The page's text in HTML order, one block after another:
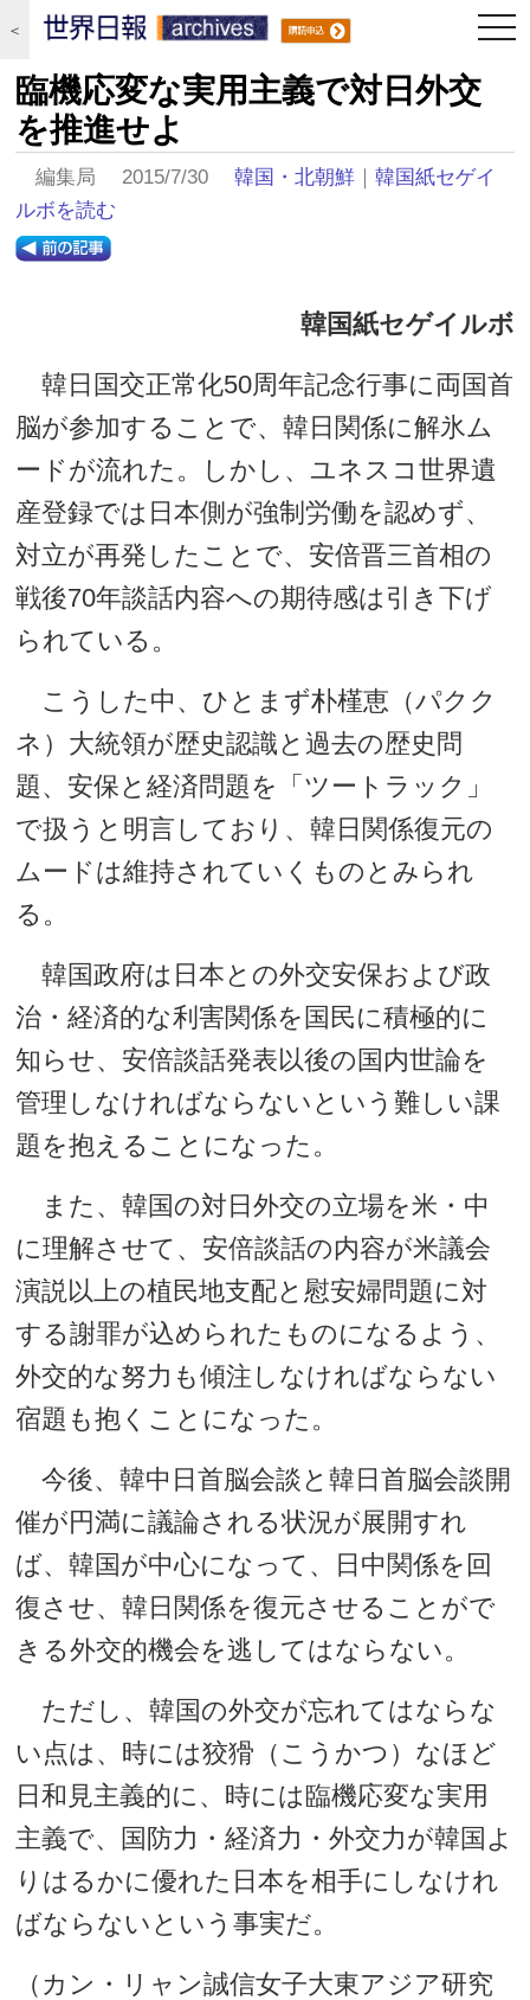
＜
臨機応変な実用主義で対日外交
を推進せよ
編集局 2015/7/30韓国・北朝鮮 ｜韓国紙セゲイ
ルボを読む
韓国紙セゲイルボ
韓日国交正常化50周年記念行事に両国首
脳が参加することで、韓日関係に解氷ム
ードが流れた。しかし、ユネスコ世界遺
産登録では日本側が強制労働を認めず、
対立が再発したことで、安倍晋三首相の
戦後70年談話内容への期待感は引き下げ
られている。
こうした中、ひとまず朴槿恵（パクク
ネ）大統領が歴史認識と過去の歴史問
題、安保と経済問題を「ツートラック」
で扱うと明言しており、韓日関係復元の
ムードは維持されていくものとみられ
る。
韓国政府は日本との外交安保および政
治・経済的な利害関係を国民に積極的に
知らせ、安倍談話発表以後の国内世論を
管理しなければならないという難しい課
題を抱えることになった。
また、韓国の対日外交の立場を米・中
に理解させて、安倍談話の内容が米議会
演説以上の植民地支配と慰安婦問題に対
する謝罪が込められたものになるよう、
外交的な努力も傾注しなければならない
宿題も抱くことになった。
今後、韓中日首脳会談と韓日首脳会談開
催が円満に議論される状況が展開すれ
ば、韓国が中心になって、日中関係を回
復させ、韓日関係を復元させることがで
きる外交的機会を逃してはならない。
ただし、韓国の外交が忘れてはならな
い点は、時には狡猾（こうかつ）なほど
日和見主義的に、時には臨機応変な実用
主義で、国防力・経済力・外交力が韓国よ
りはるかに優れた日本を相手にしなけれ
ばならないという事実だ。
（カン・リャン誠信女子大東アジア研究